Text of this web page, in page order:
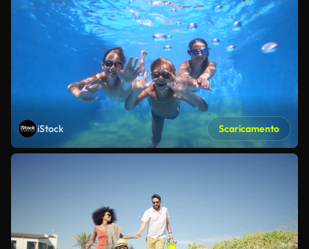
iStock Scaricamento